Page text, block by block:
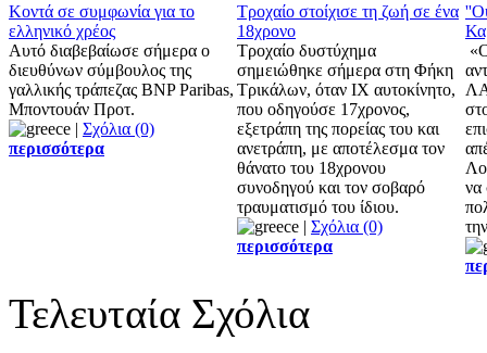
Κοντά σε συμφωνία για το
ελληνικό χρέος
Αυτό διαβεβαίωσε σήμερα ο
διευθύνων σύμβουλος της
γαλλικής τράπεζας BNP Paribas,
Μποντουάν Προτ.
| Σχόλια (0)
περισσότερα
Τροχαίο στοίχισε τη ζωή σε ένα
18χρονο
Τροχαίο δυστύχημα
σημειώθηκε σήμερα στη Φήκη
Τρικάλων, όταν ΙΧ αυτοκίνητο,
που οδηγούσε 17χρονος,
εξετράπη της πορείας του και
ανετράπη, με αποτέλεσμα τον
θάνατο του 18χρονου
συνοδηγού και τον σοβαρό
τραυματισμό του ίδιου.
| Σχόλια (0)
περισσότερα
να
Τελευταία Σχόλια